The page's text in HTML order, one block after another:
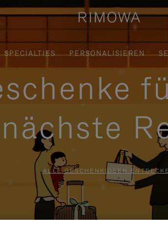
SPECIALTIES PERSONALISIEREN
nächste
ALLE GESCHENKIDEEN